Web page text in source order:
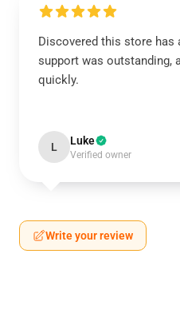
Discovered this store
support was outstanding,
quickly.
L Luke
Verified owner
Write your review